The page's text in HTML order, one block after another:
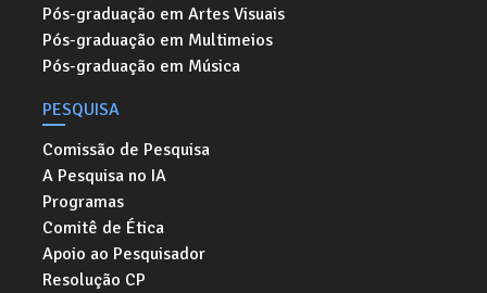
Pós-graduação em Artes Visuais
Pós-graduação em Multimeios
Pós-graduação em Música
PESQUISA
Comissão de Pesquisa
A Pesquisa no IA
Programas
Comitê de Ética
Apoio ao Pesquisador
Resolução CP